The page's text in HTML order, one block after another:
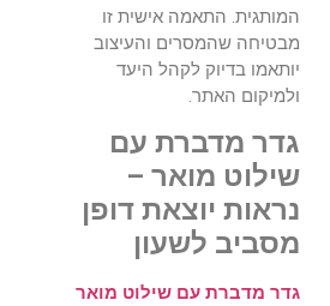
המותגית. התאמה אישית זו
מבטיחה שהמסרים והעיצוב
יותאמו בדיוק לקהל היעד
ולמיקום האתר.
גדר מדברת עם
שילוט מואר –
נראות יוצאת דופן
מסביב לשעון
גדר מדברת עם שילוט מואר